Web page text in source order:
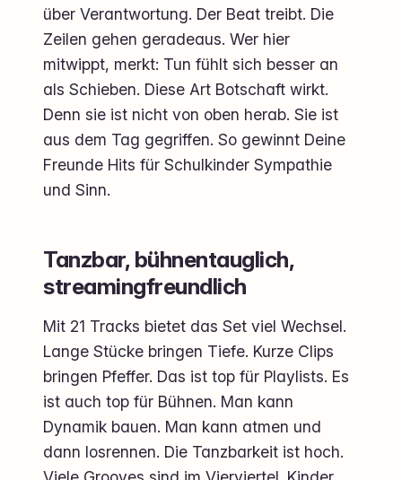
über Verantwortung. Der Beat treibt. Die
Zeilen gehen geradeaus. Wer hier
mitwippt, merkt: Tun fühlt sich besser an
als Schieben. Diese Art Botschaft wirkt.
Denn sie ist nicht von oben herab. Sie ist
aus dem Tag gegriffen. So gewinnt Deine
Freunde Hits für Schulkinder Sympathie
und Sinn.
Tanzbar, bühnentauglich,
streamingfreundlich
Mit 21 Tracks bietet das Set viel Wechsel.
Lange Stücke bringen Tiefe. Kurze Clips
bringen Pfeffer. Das ist top für Playlists. Es
ist auch top für Bühnen. Man kann
Dynamik bauen. Man kann atmen und
dann losrennen. Die Tanzbarkeit ist hoch.